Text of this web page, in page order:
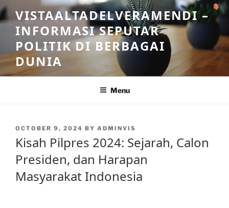
Skip
to
content
VISTAALTADELVERAMENDI –
INFORMASI SEPUTAR
POLITIK DI BERBAGAI
DUNIA
Menu
POSTED
ON
OCTOBER 9, 2024 BY ADMINVIS
Kisah Pilpres 2024: Sejarah, Calon
Presiden, dan Harapan
Masyarakat Indonesia